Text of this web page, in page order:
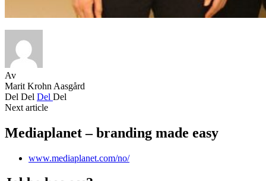
Av
Marit Krohn Aasgård
Del Del Del Del
Next article
Mediaplanet – branding made easy
www.mediaplanet.com/no/